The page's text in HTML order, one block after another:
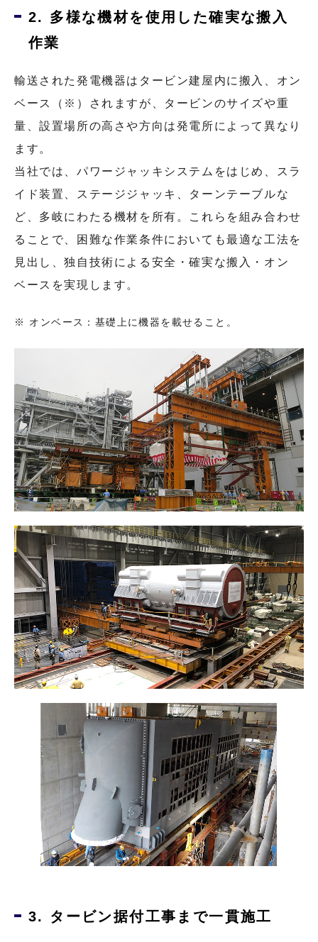
2. 多様な機材を使用した確実な搬入
作業
輸送された発電機器はタービン建屋内に搬入、オン
ベース（※）されますが、タービンのサイズや重
量、設置場所の高さや方向は発電所によって異なり
ます。
当社では、パワージャッキシステムをはじめ、スラ
イド装置、ステージジャッキ、ターンテーブルな
ど、多岐にわたる機材を所有。これらを組み合わせ
ることで、困難な作業条件においても最適な工法を
見出し、独自技術による安全・確実な搬入・オン
ベースを実現します。
オンベース：基礎上に機器を載せること。
3. タービン据付工事まで一貫施工